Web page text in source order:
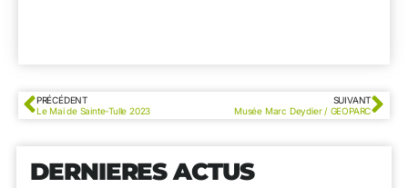
PRÉCÉDENT
Le Mai de Sainte-Tulle 2023
SUIVANT
Musée Marc Deydier / GEOPARC
DERNIERES ACTUS